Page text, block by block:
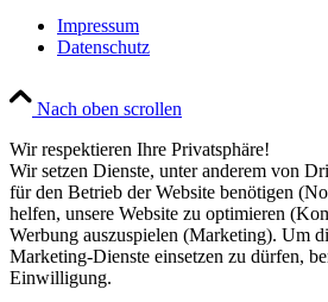
Impressum
Datenschutz
Nach oben scrollen
Wir respektieren Ihre Privatsphäre!
Wir setzen Dienste, unter anderem von
für den Betrieb der Website benötigen
helfen, unsere Website zu optimieren
Werbung auszuspielen (Marketing). Um
Marketing-Dienste einsetzen zu dürfen,
Einwilligung.